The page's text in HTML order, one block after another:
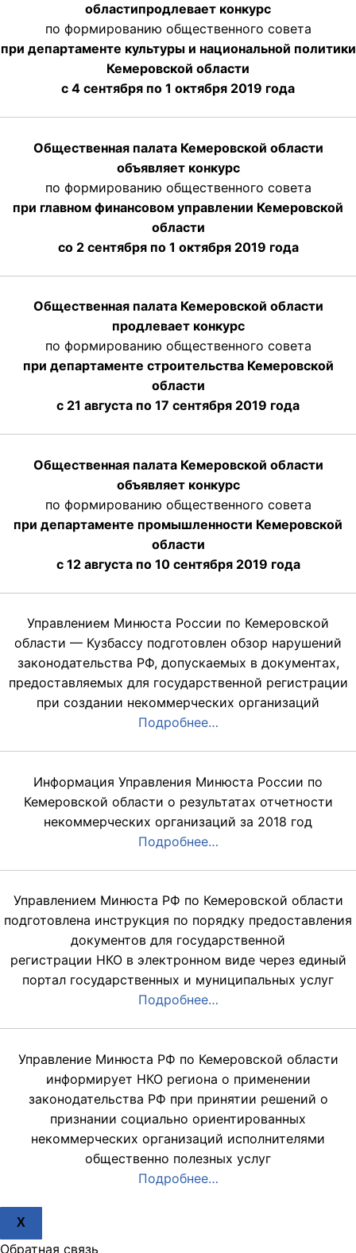
областипродлевает конкурс
по формированию общественного совета
при департаменте культуры и национальной политики
Кемеровской области
с 4 сентября по 1 октября 2019 года
Общественная палата Кемеровской области
объявляет конкурс
по формированию общественного совета
при главном финансовом управлении Кемеровской
области
со 2 сентября по 1 октября 2019 года
Общественная палата Кемеровской области
продлевает конкурс
по формированию общественного совета
при департаменте строительства Кемеровской
области
с 21 августа по 17 сентября 2019 года
Общественная палата Кемеровской области
объявляет конкурс
по формированию общественного совета
при департаменте промышленности Кемеровской
области
с 12 августа по 10 сентября 2019 года
Управлением Минюста России по Кемеровской
области — Кузбассу подготовлен обзор нарушений
законодательства РФ, допускаемых в документах,
предоставляемых для государственной регистрации
при создании некоммерческих организаций
Подробнее…
Информация Управления Минюста России по
Кемеровской области о результатах отчетности
некоммерческих организаций за 2018 год
Подробнее…
Управлением Минюста РФ по Кемеровской области
подготовлена инструкция по порядку предоставления
документов для государственной
регистрации НКО в электронном виде через единый
портал государственных и муниципальных услуг
Подробнее…
Управление Минюста РФ по Кемеровской области
информирует НКО региона о применении
законодательства РФ при принятии решений о
признании социально ориентированных
некоммерческих организаций исполнителями
общественно полезных услуг
Подробнее…
X
Обратная связь